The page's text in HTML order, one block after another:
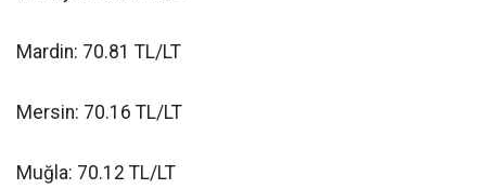
Mardin: 70.81 TL/LT
Mersin: 70.16 TL/LT
Muğla: 70.12 TL/LT